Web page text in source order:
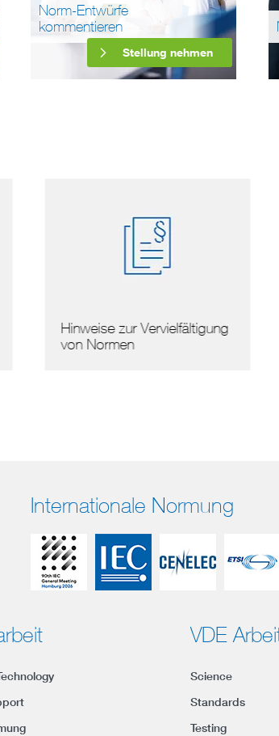
Norm-Entwürfe
kommentieren
Stellung nehmen
Hinweise zur Vervielfältigung
von Normen
Internationale Normung
VDE
Science
Standards
Testing